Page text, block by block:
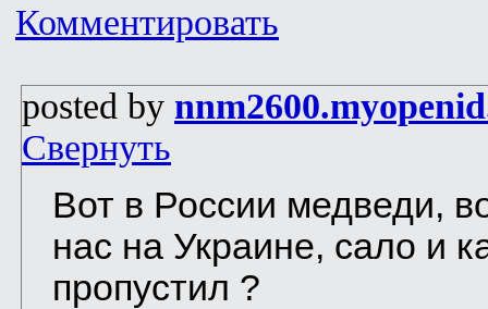
Комментировать
posted by
Свернуть
Вот в России медведи,
нас на Украине, сало и
пропустил ?